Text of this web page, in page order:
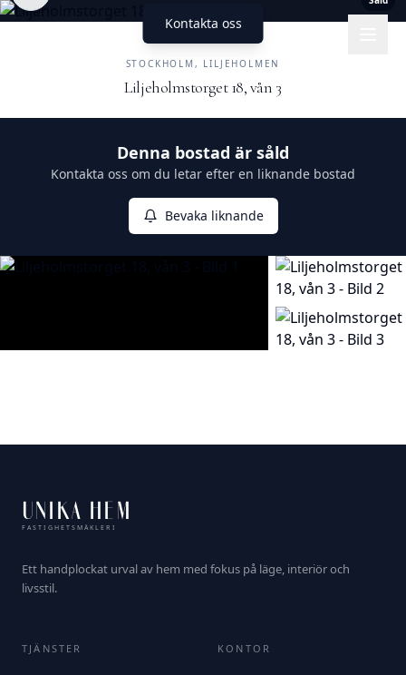
Kontakta oss
STOCKHOLM, LILJEHOLMEN
Liljeholmstorget 18, vån 3
Denna bostad är såld
Kontakta oss om du letar efter en liknande bostad
Bevaka liknande
UNIKA HEM
FASTIGHETSMÄKLERI
Ett handplockat urval av hem med fokus på läge, interiör och
livsstil.
TJÄNSTER KONTOR